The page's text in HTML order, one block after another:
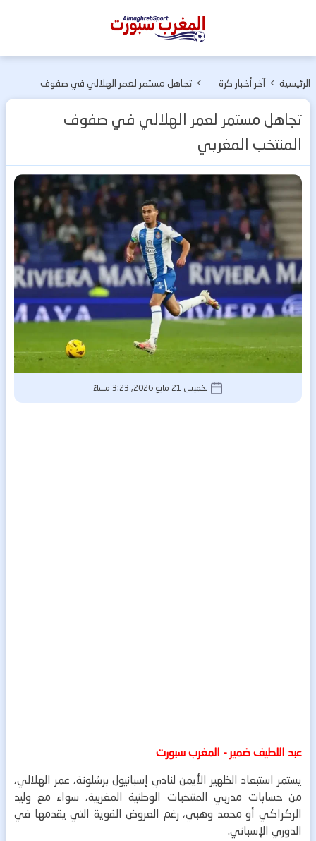
المغرب
الرئيسية > آخر أخبار كرة
> تجاهل مستمر لعمر الهلالي في صفوف
تجاهل مستمر لعمر الهلالي في صفوف
المنتخب المغربي
الخميس 21 مايو 2026, 3:23 مساءً
عبد اللطيف ضمير - المغرب سبورت
يستمر استبعاد الظهير الأيمن لنادي إسبانيول برشلونة، عمر الهلالي،
من حسابات مدربي المنتخبات الوطنية المغربية، سواء مع وليد
الركراكي أو محمد وهبي، رغم العروض القوية التي يقدمها في
الدوري الإسباني.